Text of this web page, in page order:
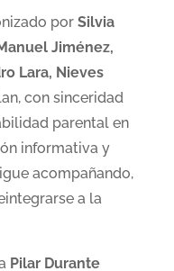
por Silvia
Jiménez,
Lara, Nieves
con sinceridad
parental en
informativa y
acompañando,
a la
Pilar Durante